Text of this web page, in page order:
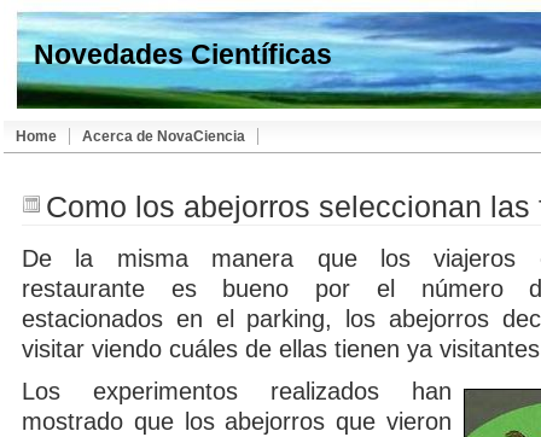
Novedades Científicas
Home Acerca de NovaCiencia
Como los abejorros seleccionan las
De la misma manera que los viajeros
restaurante es bueno por el número
estacionados en el parking, los abejorros
visitar viendo cuáles de ellas tienen ya
Los experimentos realizados han
mostrado que los abejorros que vieron